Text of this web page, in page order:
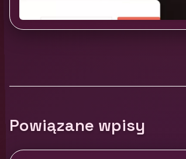
Powiązane wpisy